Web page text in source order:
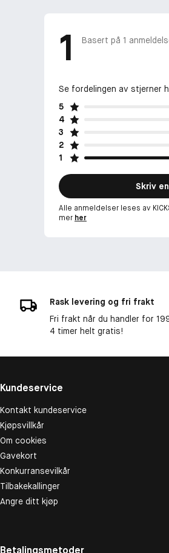
1 Basert på 1
Se fordelingen av stjerner
5
4
3
2
1
Skriv
Alle anmeldelser leses av
mer her
Rask levering og fri frakt
Fri frakt når du handler for
4 timer helt gratis!
Kundeservice
Kontakt kundeservice
Kjøpsvillkår
Om cookies
Gavekort
Konkurransevilkår
Tilbakekallinger
Angre ditt kjøp
Betalingsmetoder